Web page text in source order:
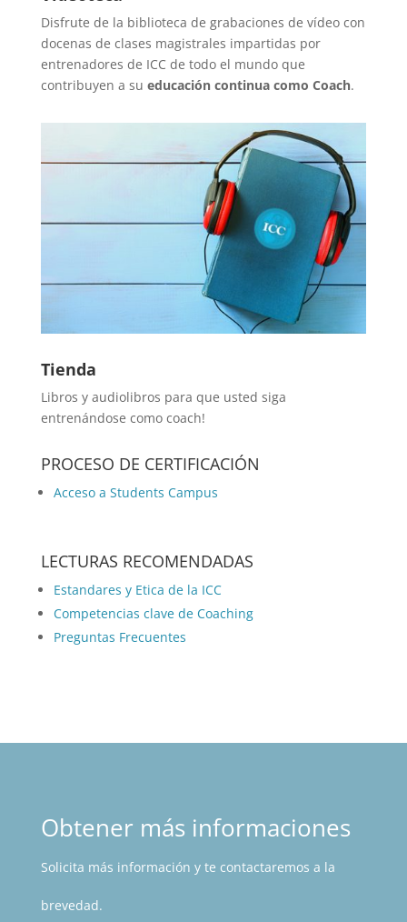
Disfrute de la biblioteca de grabaciones de vídeo con
docenas de clases magistrales impartidas por
entrenadores de ICC de todo el mundo que
contribuyen a su educación continua como Coach.
Tienda
Libros y audiolibros para que usted siga
entrenándose como coach!
PROCESO DE CERTIFICACIÓN
Acceso a Students Campus
LECTURAS RECOMENDADAS
Estandares y Etica de la ICC
Competencias clave de Coaching
Preguntas Frecuentes
Obtener más informaciones
Solicita más información y te contactaremos a la
brevedad.